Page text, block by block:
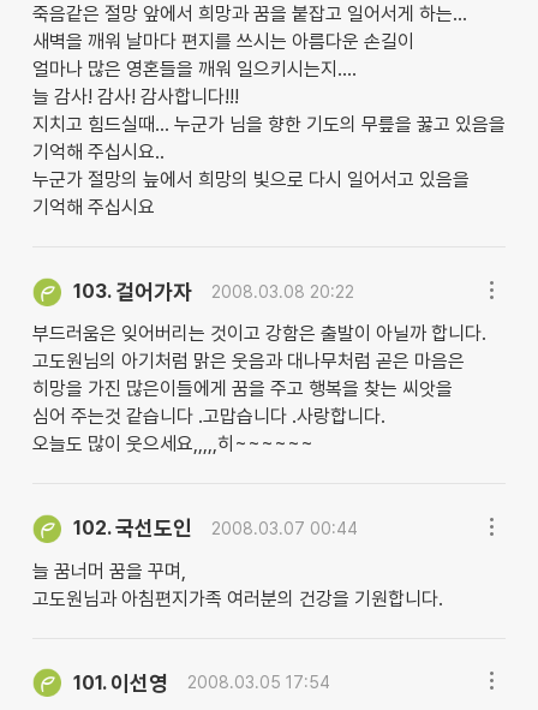
죽음같은 절망 앞에서 희망과 꿈을 붙잡고 일어서게 하는...
새벽을 깨워 날마다 편지를 쓰시는 아름다운 손길이
얼마나 많은 영혼들을 깨워 일으키시는지....
늘 감사! 감사! 감사합니다!!!
지치고 힘드실때... 누군가 님을 향한 기도의 무릎을 꿇고 있음을
기억해 주십시요..
누군가 절망의 늪에서 희망의 빛으로 다시 일어서고 있음을
기억해 주십시요
103. 걸어가자 2008.03.08 20:22
부드러움은 잊어버리는 것이고 강함은 출발이 아닐까 합니다.
고도원님의 아기처럼 맑은 웃음과 대나무처럼 곧은 마음은
히망을 가진 많은이들에게 꿈을 주고 행복을 찾는 씨앗을
심어 주는것 같습니다 .고맙습니다 .사랑합니다.
오늘도 많이 웃으세요,,,,,히~~~~~~
102.국선도인 2008.03.07 00:44
늘 꿈너머 꿈을 꾸며,
고도원님과 아침편지가족 여러분의 건강을 기원합니다.
101. 이선영 2008.03.05 17:54